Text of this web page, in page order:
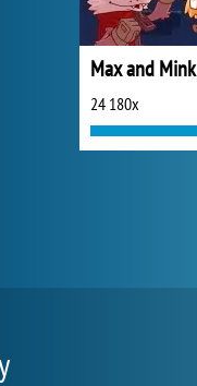
Max and Mink
24 180x